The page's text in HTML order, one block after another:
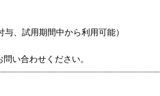
、試用期間中から利用可能）
い合わせください。